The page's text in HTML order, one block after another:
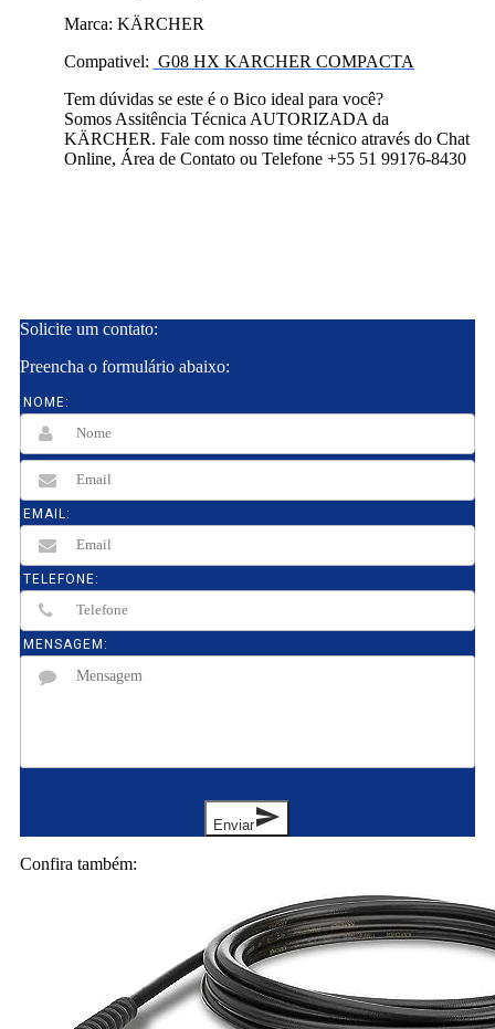
Marca: KÄRCHER
Compativel: G08 HX KARCHER COMPACTA
Tem dúvidas se este é o Bico ideal para você?
Somos Assitência Técnica AUTORIZADA da
KÄRCHER. Fale com nosso time técnico através do Chat
Online, Área de Contato ou Telefone +55 51 99176-8430
Solicite um contato:
Preencha o formulário abaixo:
NOME:
EMAIL:
TELEFONE:
MENSAGEM:
Enviarsend
Confira também: